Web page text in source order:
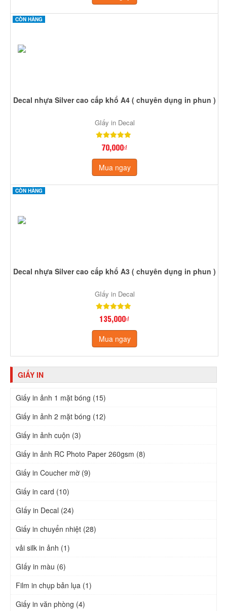
CÒN HÀNG
Decal nhựa Silver cao cấp khổ A4 ( chuyên dụng in phun )
GIấy in Decal
70,000₫
Mua ngay
CÒN HÀNG
Decal nhựa Silver cao cấp khổ A3 ( chuyên dụng in phun )
GIấy in Decal
135,000₫
Mua ngay
GIẤY IN
Giấy in ảnh 1 mặt bóng (15)
Giấy in ảnh 2 mặt bóng (12)
Giấy in ảnh cuộn (3)
Giấy in ảnh RC Photo Paper 260gsm (8)
Giấy in Coucher mờ (9)
Giấy in card (10)
GIấy in Decal (24)
Giấy in chuyển nhiệt (28)
vải silk in ảnh (1)
GIấy in màu (6)
Film in chụp bản lụa (1)
Giấy in văn phòng (4)